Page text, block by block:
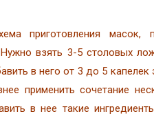
приготовления масок,
взять 3-5 столовых
в него от 3 до 5
применить сочетание
в нее такие